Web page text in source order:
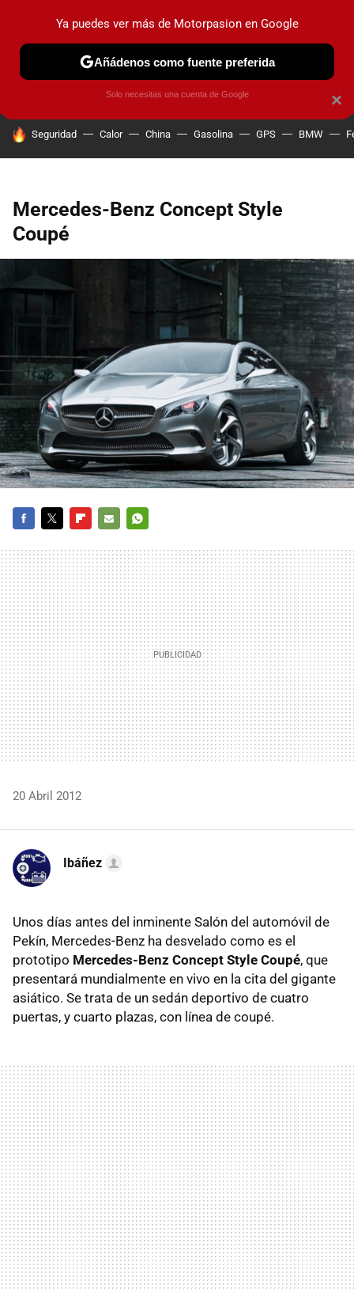
PRUEBAS COCHES ELÉCTRICOS OBSERVATORIO
HOY SE HABLA DE
Seguridad Calor China Gasolina GPS BMW
Mercedes-Benz Concept Style
Coupé
MAIL
20 Abril 2012
Ibáñez
Unos días antes del inminente Salón del automóvil de
Pekín, Mercedes-Benz ha desvelado como es el
prototipo Mercedes-Benz Concept Style Coupé, que
presentará mundialmente en vivo en la cita del gigante
asiático. Se trata de un sedán deportivo de cuatro
puertas, y cuarto plazas, con línea de coupé.
×
Ya puedes ver más de Motorpasion en Google
Añádenos como fuente preferida
Solo necesitas una cuenta de Google